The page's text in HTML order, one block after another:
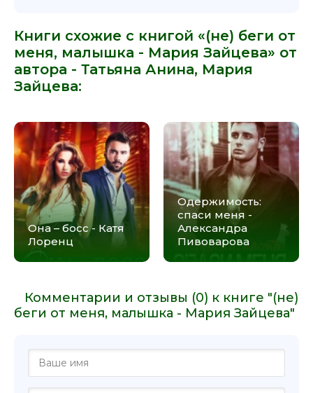
Книги схожие с книгой «(не) беги от
меня, малышка - Мария Зайцева» от
автора - Татьяна Анина, Мария
Зайцева:
Она – босс - Катя
Лоренц
Одержимость:
спаси меня -
Александра
Пивоварова
Комментарии и отзывы (0) к книге "(не)
беги от меня, малышка - Мария Зайцева"